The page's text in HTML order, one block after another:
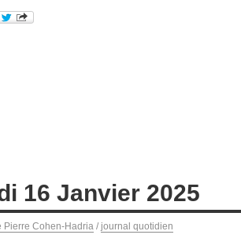
16 Janvier 2025
Pierre Cohen-Hadria / journal quotidien